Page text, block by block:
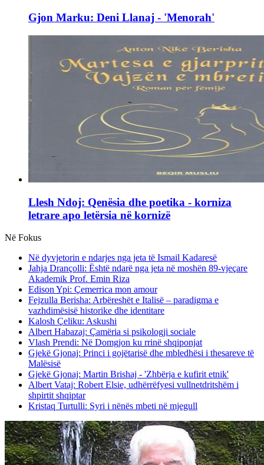
Gjon Marku: Deni Llanaj - 'Menorah'
Llesh Ndoj: Qenësia dhe poetika - korniza
letrare apo letërsia në kornizë
Në Fokus
Në dyvjetorin e ndarjes nga jeta të Ismail Kadaresë
Jahja Drançolli: Është ndarë nga jeta në moshën 89-vjeçare
Akademik Prof. Emin Riza
Edison Ypi: Çemerrica mon amour
Fejzulla Berisha: Arbëreshët e Italisë – paradigma e
vazhdimësisë historike dhe identitare
Kalosh Çeliku: Askushi
Albert Habazaj: Çamëria si psikologji sociale
Vlash Prendi: Në Domgjon ku rrinë shqiponjat
Gjekë Gjonaj: Princi i gojëtarisë dhe mbledhësi i thesareve të
Malësisë
Gjekë Gjonaj: Martin Brishaj - 'Zhbërja e kufirit etnik'
Albert Vataj: Robert Elsie, udhërrëfyesi vullnetdritshëm i
shpirtit shqiptar
Kristaq Turtulli: Syri i nënës mbeti në mjegull